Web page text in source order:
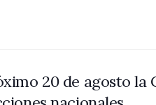
20 de agosto la